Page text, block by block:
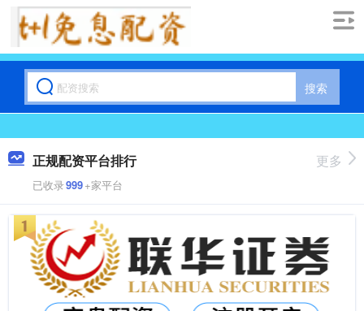
搜索
正规配资平台排行
已收录999+家平台
更多